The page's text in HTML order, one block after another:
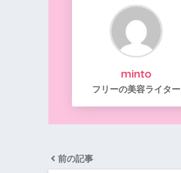
minto
フリーの美容ライター
前の記事